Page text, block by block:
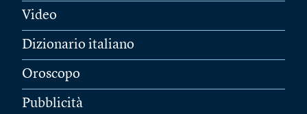
Video
Dizionario italiano
Oroscopo
Pubblicità